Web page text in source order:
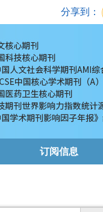
分享到：
订阅信息